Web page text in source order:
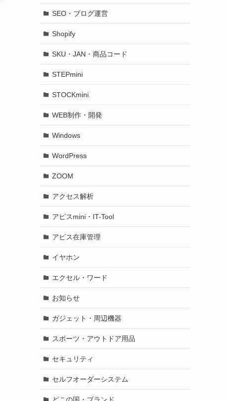
SEO・ブログ運営
Shopify
SKU・JAN・商品コード
STEPmini
STOCKmini
WEB制作・開発
Windows
WordPress
ZOOM
アクセス解析
アピスmini・IT-Tool
アピス在庫管理
イヤホン
エクセル・ワード
お知らせ
ガジェット・周辺機器
スポーツ・アウトドア用品
セキュリティ
セルフオーダーシステム
どこの国・ブランド